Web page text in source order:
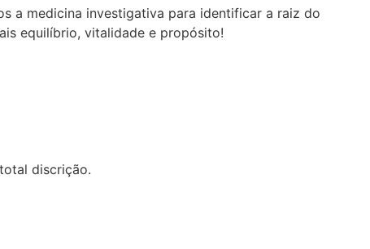
a medicina investigativa para identificar a raiz do
equilíbrio, vitalidade e propósito!
discrição.